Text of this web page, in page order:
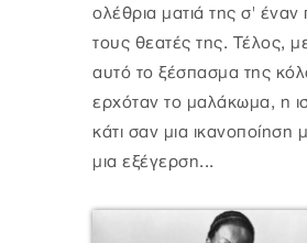
ολέθρια ματιά της σ'
τους θεατές της. Τέλος,
αυτό το ξέσπασμα της
ερχόταν το μαλάκωμα, η
κάτι σαν μια ικανοποίηση
μια εξέγερση...